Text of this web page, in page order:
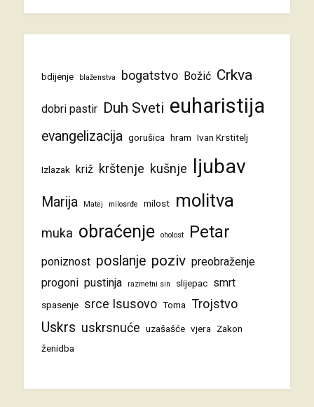
bdijenje blaženstva bogatstvo Božić Crkva
dobri pastir Duh Sveti euharistija
evangelizacija gorušica hram Ivan Krstitelj
Izlazak križ krštenje kušnje ljubav
Marija Matej milosrđe milost molitva
muka obraćenje oholost Petar
poniznost poslanje poziv preobraženje
progoni pustinja razmetni sin slijepac smrt
spasenje srce Isusovo Toma Trojstvo
Uskrs uskrsnuće uzašašće vjera
Zakon
ženidba